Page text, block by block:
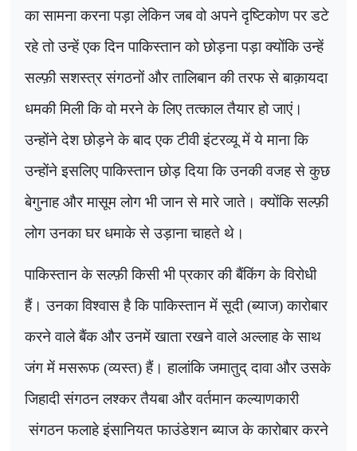
का सामना करना पड़ा लेकिन जब वो अपने दृष्टिकोण पर डटे
रहे तो उन्हें एक दिन पाकिस्तान को छोड़ना पड़ा क्योंकि उन्हें
सल्फ़ी सशस्त्र संगठनों और तालिबान की तरफ से बाक़ायदा
धमकी मिली कि वो मरने के लिए तत्काल तैयार हो जाएं।
उन्होंने देश छोड़ने के बाद एक टीवी इंटरव्यू में ये माना कि
उन्होंने इसलिए पाकिस्तान छोड़ दिया कि उनकी वजह से कुछ
बेगुनाह और मासूम लोग भी जान से मारे जाते। क्योंकि सल्फ़ी
लोग उनका घर धमाके से उड़ाना चाहते थे।
पाकिस्तान के सल्फ़ी किसी भी प्रकार की बैंकिंग के विरोधी
हैं। उनका विश्वास है कि पाकिस्तान में सूदी (ब्याज) कारोबार
करने वाले बैंक और उनमें खाता रखने वाले अल्लाह के साथ
जंग में मसरूफ (व्यस्त) हैं। हालांकि जमातुद् दावा और उसके
जिहादी संगठन लश्कर तैयबा और वर्तमान कल्याणकारी
संगठन फलाहे इंसानियत फाउंडेशन ब्याज के कारोबार करने